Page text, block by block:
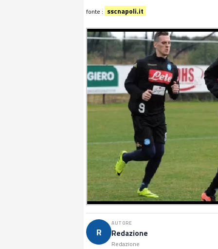
fonte : sscnapoli.it
R
AUTORE
Redazione
Redazione